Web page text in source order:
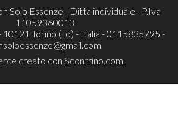
Solo Essenze - Ditta individuale - P.Iva
11059360013
10121 Torino (To) - Italia - 0115835795 -
creato con Scontrino.com